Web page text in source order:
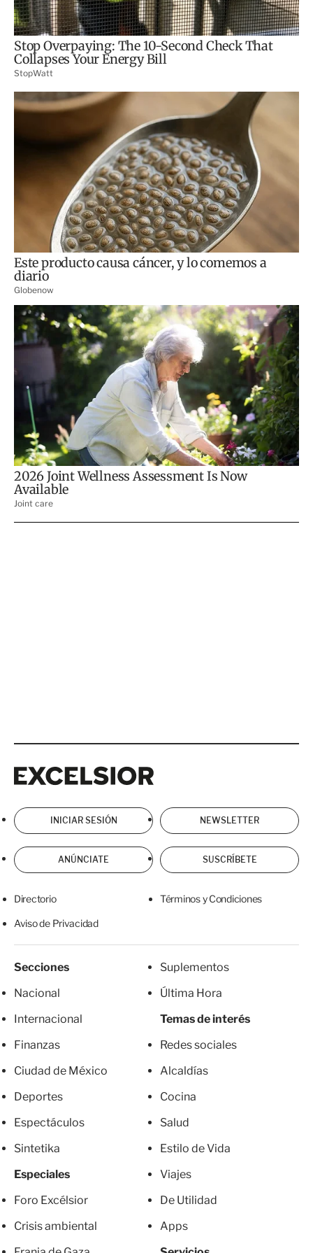
INICIAR SESIÓN NEWSLETTER
ANÚNCIATE SUSCRÍBETE
Directorio Términos y Condiciones
Aviso de Privacidad
Secciones
Nacional
Internacional
Finanzas
Ciudad de México
Deportes
Espectáculos
Sintetika
Especiales
Foro Excélsior
Crisis ambiental
Suplementos
Última Hora
Temas de interés
Redes sociales
Alcaldías
Cocina
Salud
Estilo de Vida
Viajes
De Utilidad
Apps